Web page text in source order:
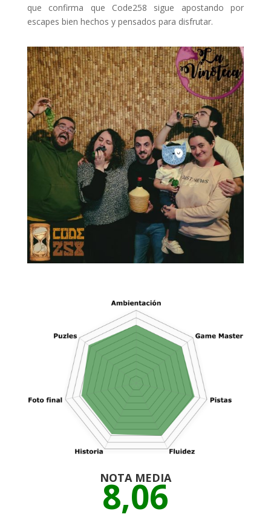
que confirma que Code258 sigue apostando por
escapes bien hechos y pensados para disfrutar.
NOTA MEDIA
8,06